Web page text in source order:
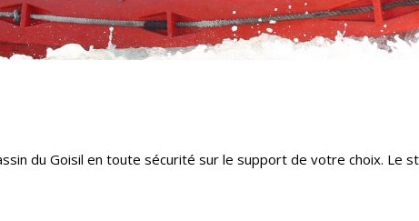
du Goisil en toute sécurité sur le support de votre choix. Le